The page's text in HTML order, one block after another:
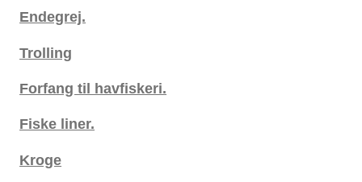
Endegrej.
Trolling
Forfang til havfiskeri.
Fiske liner.
Kroge